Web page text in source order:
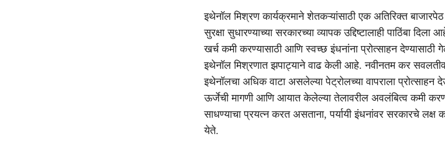
इथेनॉल मिश्रण कार्यक्रमाने शेतकऱ्यांसाठी एक अतिरिक्त
सुरक्षा सुधारण्याच्या सरकारच्या व्यापक उद्दिष्टालाही पाठिंबा
खर्च कमी करण्यासाठी आणि स्वच्छ इंधनांना प्रोत्साहन देण्यासाठी
इथेनॉल मिश्रणात झपाट्याने वाढ केली आहे. नवीनतम कर
इथेनॉलचा अधिक वाटा असलेल्या पेट्रोलच्या वापराला प्रोत्साहन
ऊर्जेची मागणी आणि आयात केलेल्या तेलावरील अवलंबित्व कमी
साधण्याचा प्रयत्न करत असताना, पर्यायी इंधनांवर सरकारचे लक्ष
येते.